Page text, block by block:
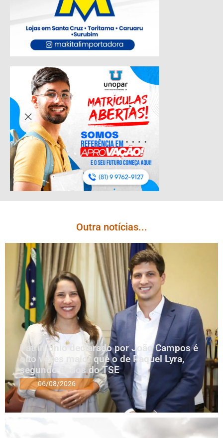
Outra notícias...
Patrimônio declarado por João Campos é
oito vezes maior que o de Raquel Lyra,
segundo dados do TSE
06/08/2026